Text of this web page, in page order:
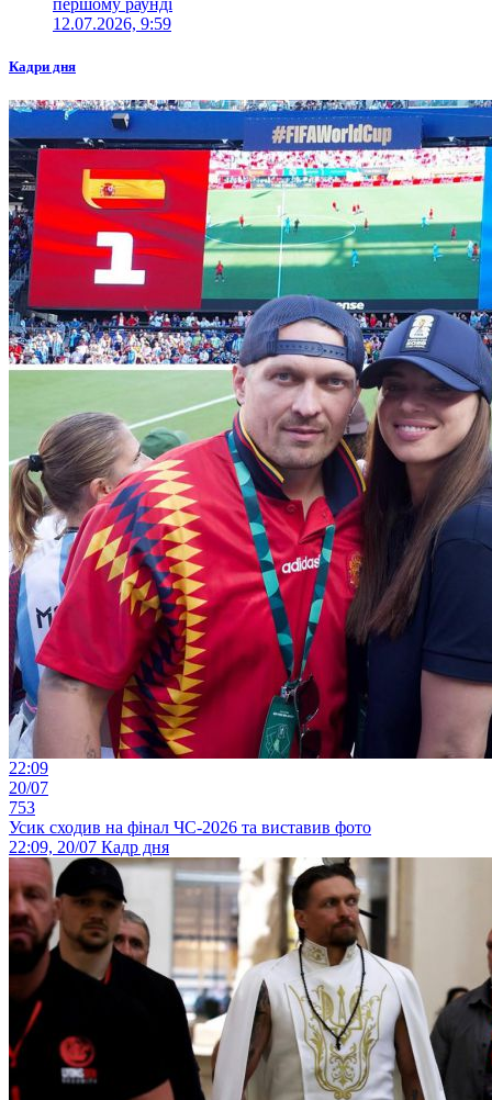
першому раунді
12.07.2026, 9:59
Кадри дня
22:09
20/07
753
Усик сходив на фінал ЧС-2026 та виставив фото
22:09, 20/07 Кадр дня